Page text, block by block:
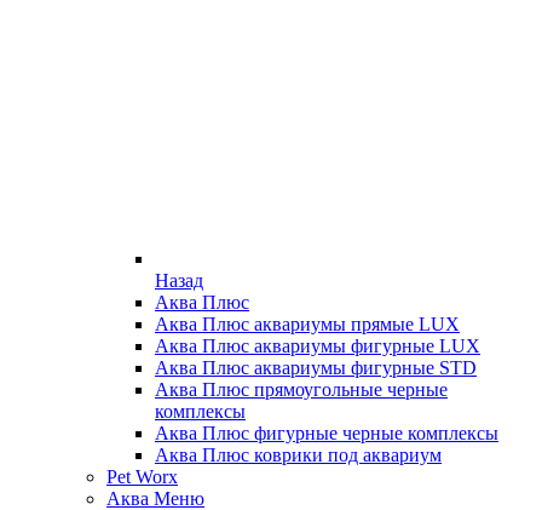
Назад
Аква Плюс
Аква Плюс аквариумы прямые LUX
Аква Плюс аквариумы фигурные LUX
Аква Плюс аквариумы фигурные STD
Аква Плюс прямоугольные черные
комплексы
Аква Плюс фигурные черные комплексы
Аква Плюс коврики под аквариум
Pet Worx
Аква Меню